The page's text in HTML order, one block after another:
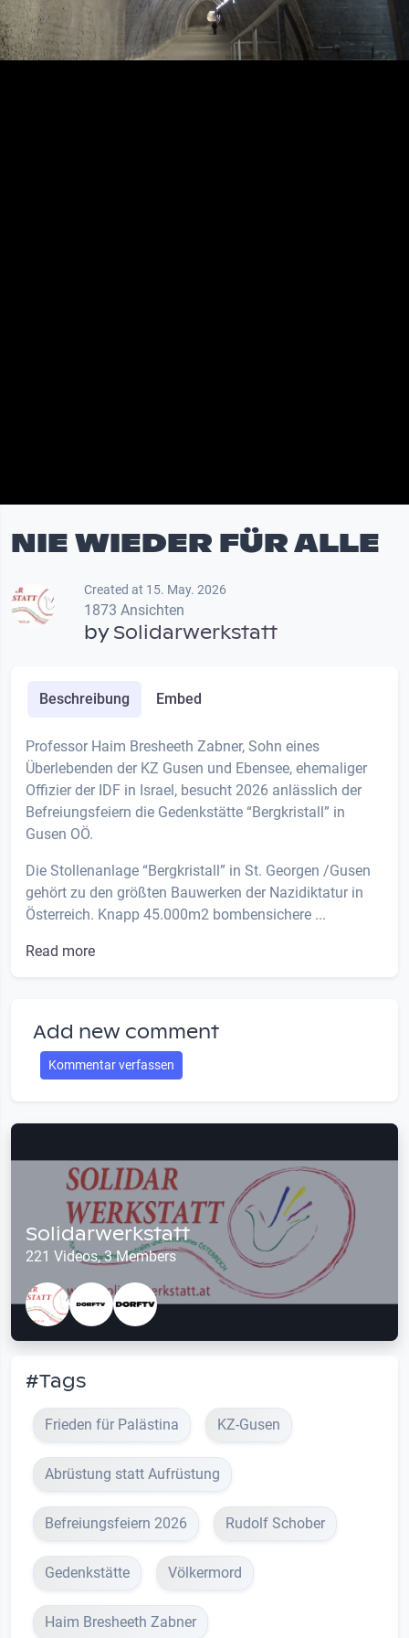
Video
NIE WIEDER FÜR ALLE
Created at 15. May. 2026
1873 Ansichten
bySolidarwerkstatt
Beschreibung Embed
Professor Haim Bresheeth Zabner, Sohn eines
Überlebenden der KZ Gusen und Ebensee, ehemaliger
Offizier der IDF in Israel, besucht 2026 anlässlich der
Befreiungsfeiern die Gedenkstätte “Bergkristall” in
Gusen OÖ.
Die Stollenanlage “Bergkristall” in St. Georgen /Gusen
gehört zu den größten Bauwerken der Nazidiktatur in
Österreich. Knapp 45.000m2 bombensichere ...
Read more
Add new comment
Kommentar verfassen
Solidarwerkstatt
221 Videos, 3 Members
#Tags
Frieden für Palästina KZ-Gusen
Abrüstung statt Aufrüstung
Befreiungsfeiern 2026 Rudolf Schober
Gedenkstätte Völkermord
Haim Bresheeth Zabner